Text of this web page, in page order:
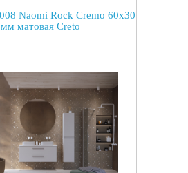
Naomi Rock Cremo 60x30
матовая Creto